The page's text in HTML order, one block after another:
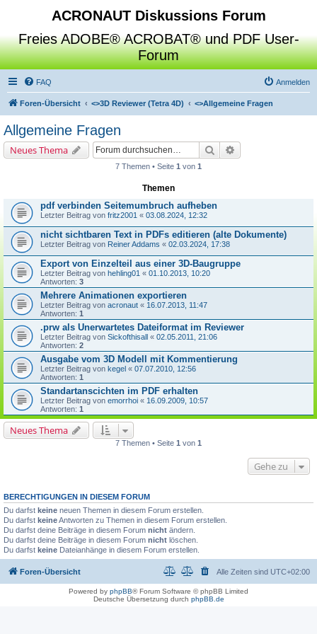
ACRONAUT Diskussions Forum
Freies ADOBE® ACROBAT® und PDF User-
Forum
FAQ Anmelden
Foren-Übersicht <>3D Reviewer (Tetra 4D) <>Allgemeine Fragen
Allgemeine Fragen
Neues Thema Suche
7 Themen • Seite 1 von 1
Themen
pdf verbinden Seitemumbruch aufheben
Letzter Beitrag von fritz2001 « 03.08.2024, 12:32
nicht sichtbaren Text in PDFs editieren (alte Dokumente)
Letzter Beitrag von Reiner Addams « 02.03.2024, 17:38
Export von Einzelteil aus einer 3D-Baugruppe
Letzter Beitrag von hehling01 « 01.10.2013, 10:20
Antworten: 3
Mehrere Animationen exportieren
Letzter Beitrag von acronaut « 16.07.2013, 11:47
Antworten: 1
.prw als Unerwartetes Dateiformat im Reviewer
Letzter Beitrag von Sickofthisall « 02.05.2011, 21:06
Antworten: 2
Ausgabe vom 3D Modell mit Kommentierung
Letzter Beitrag von kegel « 07.07.2010, 12:56
Antworten: 1
Standartanscichten im PDF erhalten
Letzter Beitrag von emorrhoi « 16.09.2009, 10:57
Antworten: 1
Neues Thema
7 Themen • Seite 1 von 1
Gehe zu
BERECHTIGUNGEN IN DIESEM FORUM
Du darfst keine neuen Themen in diesem Forum erstellen.
Du darfst keineAntworten zu Themen in diesem Forum erstellen.
Du darfst deine Beiträge in diesem Forum nicht ändern.
Du darfst deine Beiträge in diesem Forum nicht löschen.
Du darfst keine Dateianhänge in diesem Forum erstellen.
Foren-Übersicht Alle Zeiten sind UTC+02:00
Powered by phpBB® Forum Software © phpBB Limited
Deutsche Übersetzung durch phpBB.de